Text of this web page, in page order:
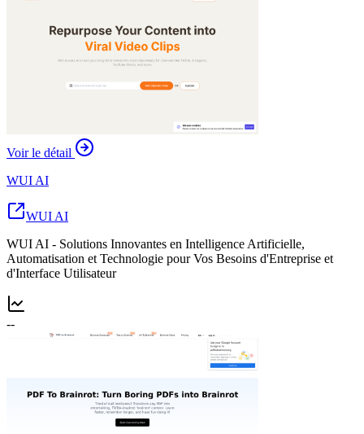
Voir le détail
WUI AI
WUI AI
WUI AI - Solutions Innovantes en Intelligence Artificielle,
Automatisation et Technologie pour Vos Besoins d'Entreprise et
d'Interface Utilisateur
--